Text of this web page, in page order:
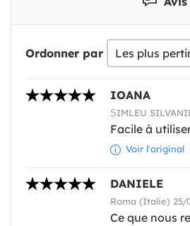
Ordonner par
IOANA
ȘIMLEU
Facile à
Voir l'original
DANIELE
Roma (Italie) 25/
Ce que nous